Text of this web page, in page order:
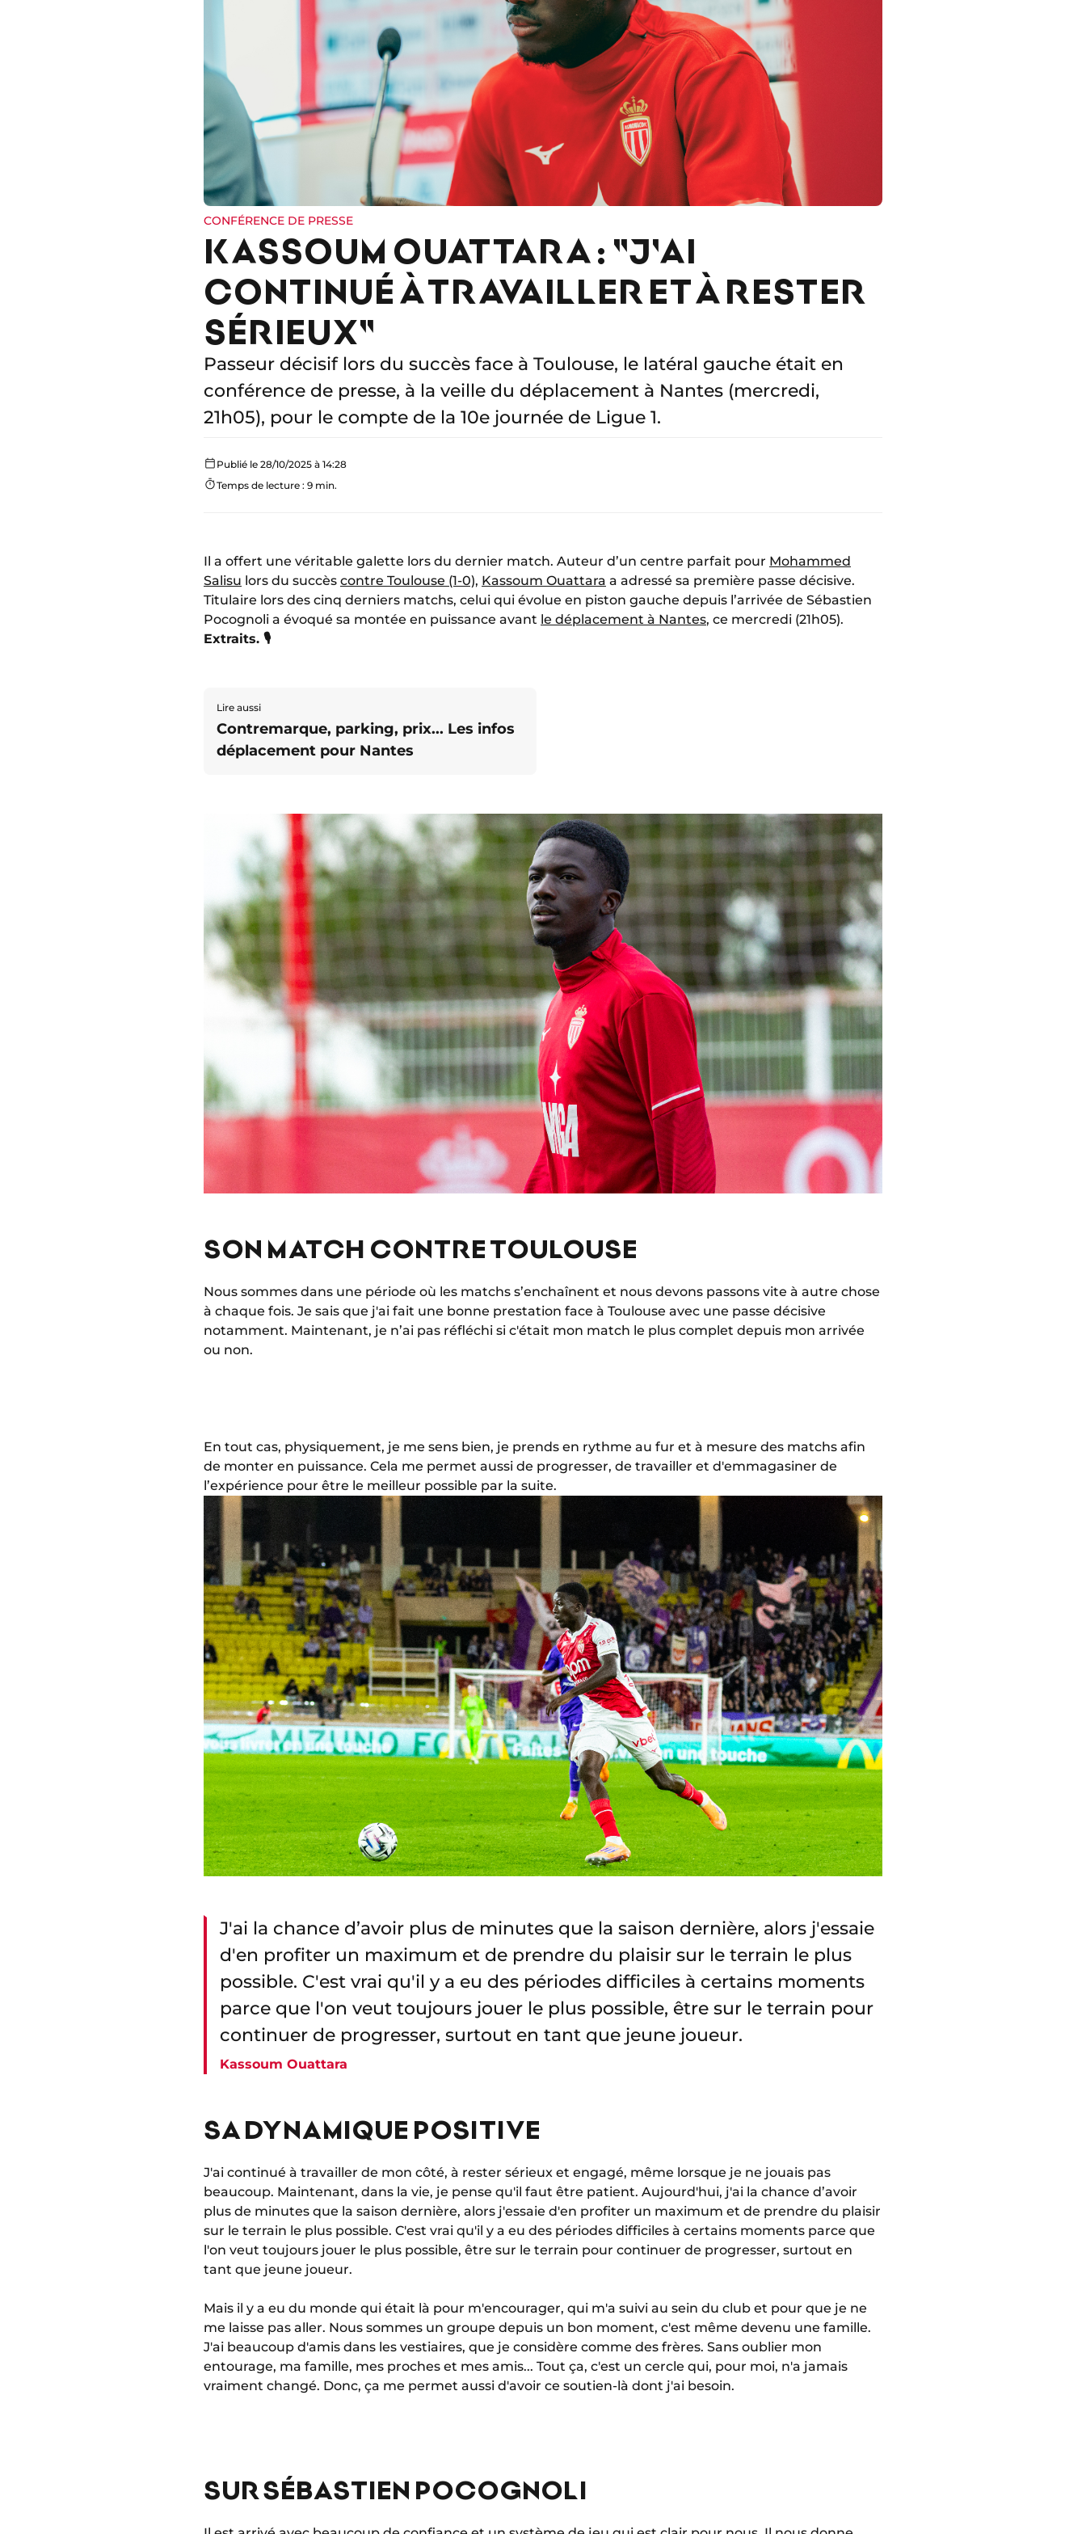
CONFÉRENCE DE PRESSE
KASSOUM OUATTARA : "J'AI
CONTINUÉ À TRAVAILLER ET À RESTER
SÉRIEUX"
Passeur décisif lors du succès face à Toulouse, le latéral gauche était en
conférence de presse, à la veille du déplacement à Nantes (mercredi,
21h05), pour le compte de la 10e journée de Ligue 1.
Publié le 28/10/2025 à 14:28
Temps de lecture : 9 min.
Il a offert une véritable galette lors du dernier match. Auteur d’un centre parfait pour Mohammed
Salisu lors du succès contre Toulouse (1-0), Kassoum Ouattara a adressé sa première passe décisive.
Titulaire lors des cinq derniers matchs, celui qui évolue en piston gauche depuis l’arrivée de Sébastien
Pocognoli a évoqué sa montée en puissance avant le déplacement à Nantes, ce mercredi (21h05).
Extraits. 🎙️
Lire aussi
Contremarque, parking, prix... Les infos
déplacement pour Nantes
SON MATCH CONTRE TOULOUSE
Nous sommes dans une période où les matchs s’enchaînent et nous devons passons vite à autre chose
à chaque fois. Je sais que j'ai fait une bonne prestation face à Toulouse avec une passe décisive
notamment. Maintenant, je n’ai pas réfléchi si c'était mon match le plus complet depuis mon arrivée
ou non.
En tout cas, physiquement, je me sens bien, je prends en rythme au fur et à mesure des matchs afin
de monter en puissance. Cela me permet aussi de progresser, de travailler et d'emmagasiner de
l’expérience pour être le meilleur possible par la suite.
J'ai la chance d’avoir plus de minutes que la saison dernière, alors j'essaie
d'en profiter un maximum et de prendre du plaisir sur le terrain le plus
possible. C'est vrai qu'il y a eu des périodes difficiles à certains moments
parce que l'on veut toujours jouer le plus possible, être sur le terrain pour
continuer de progresser, surtout en tant que jeune joueur.
Kassoum Ouattara
SA DYNAMIQUE POSITIVE
J'ai continué à travailler de mon côté, à rester sérieux et engagé, même lorsque je ne jouais pas
beaucoup. Maintenant, dans la vie, je pense qu'il faut être patient. Aujourd'hui, j'ai la chance d’avoir
plus de minutes que la saison dernière, alors j'essaie d'en profiter un maximum et de prendre du plaisir
sur le terrain le plus possible. C'est vrai qu'il y a eu des périodes difficiles à certains moments parce que
l'on veut toujours jouer le plus possible, être sur le terrain pour continuer de progresser, surtout en
tant que jeune joueur.
Mais il y a eu du monde qui était là pour m'encourager, qui m'a suivi au sein du club et pour que je ne
me laisse pas aller. Nous sommes un groupe depuis un bon moment, c'est même devenu une famille.
J'ai beaucoup d'amis dans les vestiaires, que je considère comme des frères. Sans oublier mon
entourage, ma famille, mes proches et mes amis... Tout ça, c'est un cercle qui, pour moi, n'a jamais
vraiment changé. Donc, ça me permet aussi d'avoir ce soutien-là dont j'ai besoin.
SUR SÉBASTIEN POCOGNOLI